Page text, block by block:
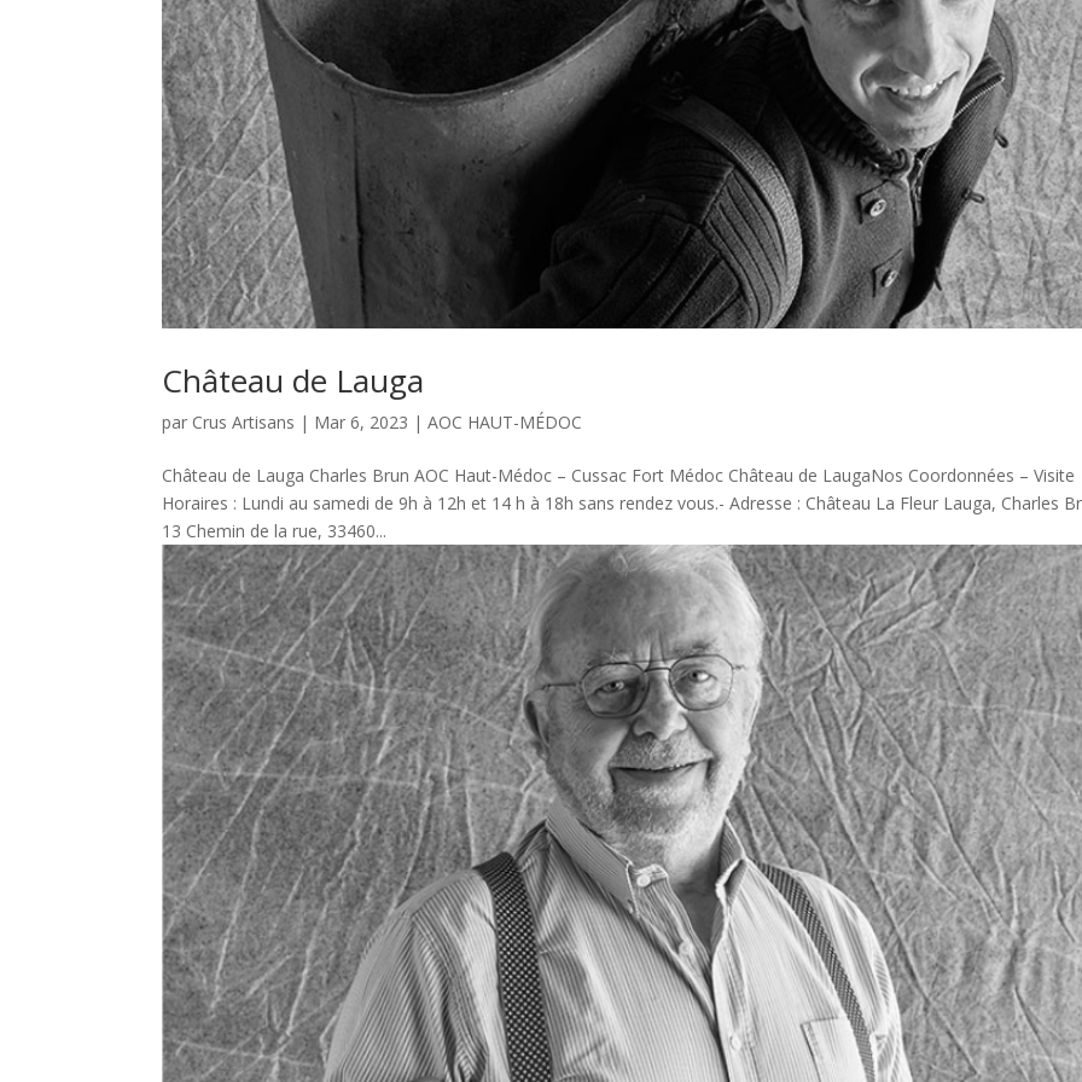
Château de Lauga
par Crus Artisans | Mar 6, 2023 |AOC HAUT-MÉDOC
Château de Lauga Charles Brun AOC Haut-Médoc – Cussac Fort Médoc Château de LaugaNos Coordonnées – Visite
Horaires : Lundi au samedi de 9h à 12h et 14 h à 18h sans rendez vous.- Adresse : Château La Fleur Lauga, Charles
13 Chemin de la rue, 33460...